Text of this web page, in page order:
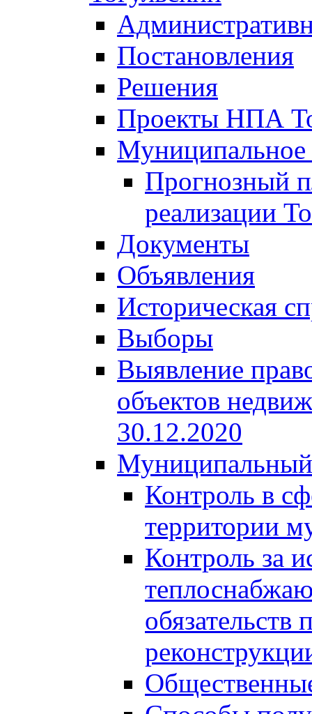
Постановления
Решения
Проекты НПА
Прогнозный
реализации
Документы
Объявления
Историческая
Выборы
Выявление
объектов
30.12.2020
Муниципальный
Контроль в
территории
Контроль за
обязательств